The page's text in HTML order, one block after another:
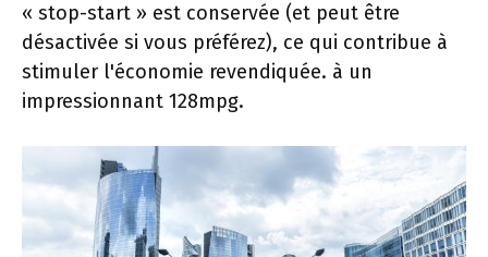
« stop-start » est conservée (et peut être
désactivée si vous préférez), ce qui contribue à
stimuler l'économie revendiquée. à un
impressionnant 128mpg.